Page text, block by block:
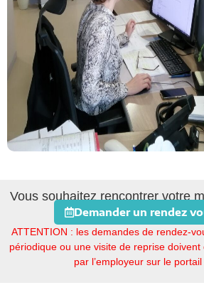
Vous souhaitez rencontrer votre
Demander un rendez
ATTENTION : les demandes de rendez-
périodique ou une visite de reprise
par l’employeur sur le